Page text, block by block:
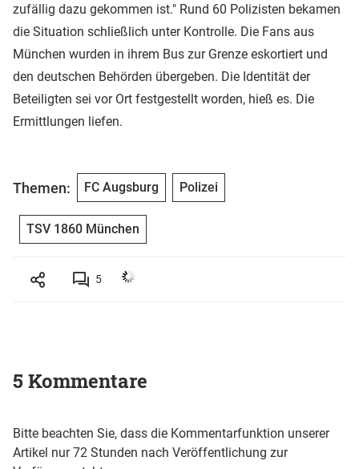
zufällig dazu gekommen ist." Rund 60 Polizisten bekamen
die Situation schließlich unter Kontrolle. Die Fans aus
München wurden in ihrem Bus zur Grenze eskortiert und
den deutschen Behörden übergeben. Die Identität der
Beteiligten sei vor Ort festgestellt worden, hieß es. Die
Ermittlungen liefen.
Themen: FC Augsburg Polizei
TSV 1860 München
5
5 Kommentare
Bitte beachten Sie, dass die Kommentarfunktion unserer
Artikel nur 72 Stunden nach Veröffentlichung zur